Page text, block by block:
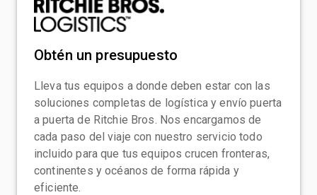
Obtén un presupuesto
Lleva tus equipos a donde deben estar con las
soluciones completas de logística y envío puerta
a puerta de Ritchie Bros. Nos encargamos de
cada paso del viaje con nuestro servicio todo
incluido para que tus equipos crucen fronteras,
continentes y océanos de forma rápida y
eficiente.